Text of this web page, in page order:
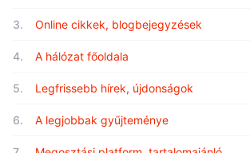
3. Online cikkek, blogbejegyzések
4. A hálózat főoldala
5. Legfrissebb hírek, újdonságok
6. A legjobbak gyűjteménye